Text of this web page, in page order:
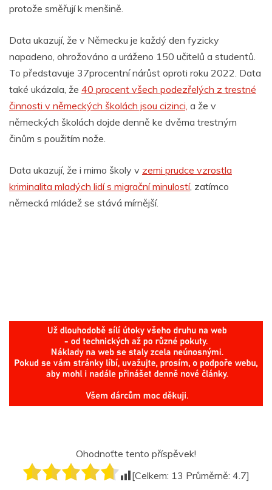
protože směřují k menšině.
Data ukazují, že v Německu je každý den fyzicky
napadeno, ohrožováno a uráženo 150 učitelů a studentů.
To představuje 37procentní nárůst oproti roku 2022. Data
také ukázala, že 40 procent všech podezřelých z trestné
činnosti v německých školách jsou cizinci, a že v
německých školách dojde denně ke dvěma trestným
činům s použitím nože.
Data ukazují, že i mimo školy v zemi prudce vzrostla
kriminalita mladých lidí s migrační minulostí, zatímco
německá mládež se stává mírnější.
Ohodnoťte tento příspěvek!
[Celkem: 13 Průměrně: 4.7]